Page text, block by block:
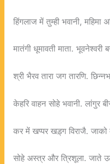
हिंगलाज में तुम्ही भवानी, महिमा
मातंगी धूमावती माता. भूवनेश्वरी
श्री भैरव तारा जग तारणि.
केहरि वाहन सोहे भवानी. लांगुर
कर में खप्पर खड़्ग विराजै.
सोहे अस्त्र और त्रिशूला. जाते